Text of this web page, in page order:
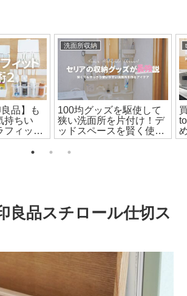
良品】も
持ちい
フィット
洗面所収納
100均グッズを駆使して
狭い洗面所を片付け！デ
ッドスペースを賢く使っ
てすっきり収納するアイ
デア
良品スチロール仕切ス